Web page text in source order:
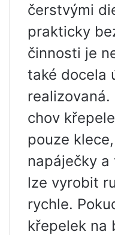
čerstvými
prakticky
činnosti je
také docela
chov
pouze
napáječky a
lze vyrobit
rychle.
křepelek na